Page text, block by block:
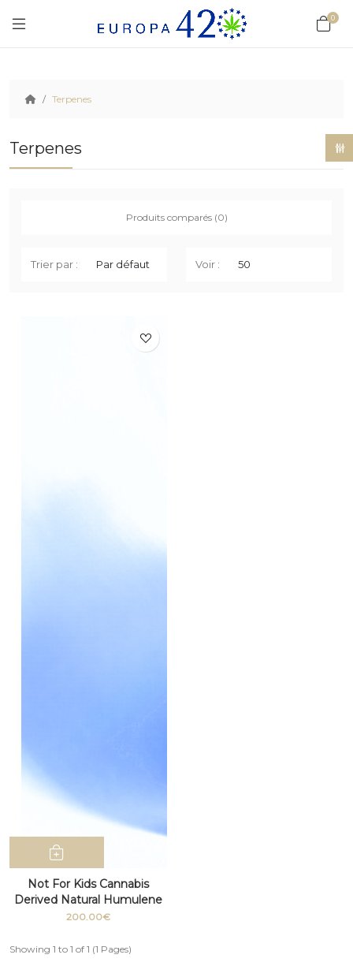
0
Terpenes
Terpenes
Produits comparés (0)
Trier par : Voir :
Not For Kids Cannabis
Derived Natural Humulene
Terpenes 100ml bottle
200.00€
Showing 1 to 1 of 1 (1 Pages)